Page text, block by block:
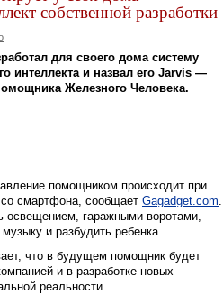
собственной разработки
для своего дома систему
интеллекта и назвал его Jarvis —
Железного Человека.
помощником происходит при
смартфона, сообщает Gagadget.com.
освещением, гаражными воротами,
и разбудить ребенка.
что в будущем помощник будет
и в разработке новых
реальности.